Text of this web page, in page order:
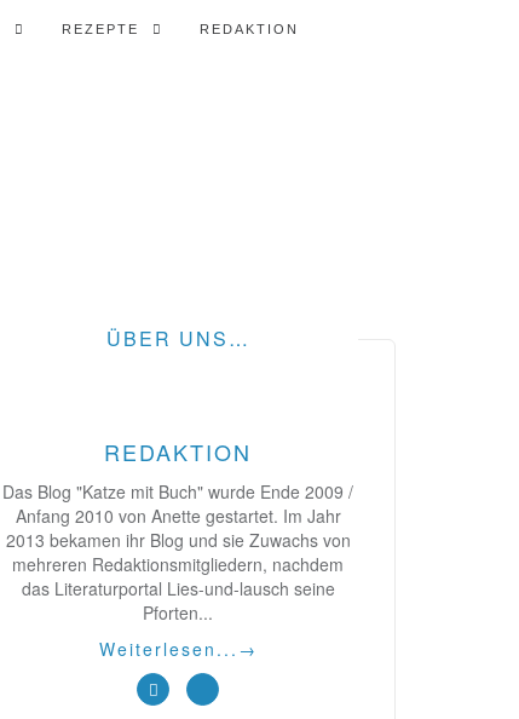
REZEPTE REDAKTION
ÜBER UNS…
REDAKTION
Das Blog "Katze mit Buch" wurde Ende 2009 /
Anfang 2010 von Anette gestartet. Im Jahr
2013 bekamen ihr Blog und sie Zuwachs von
mehreren Redaktionsmitgliedern, nachdem
das Literaturportal Lies-und-lausch seine
Pforten...
Weiterlesen... →